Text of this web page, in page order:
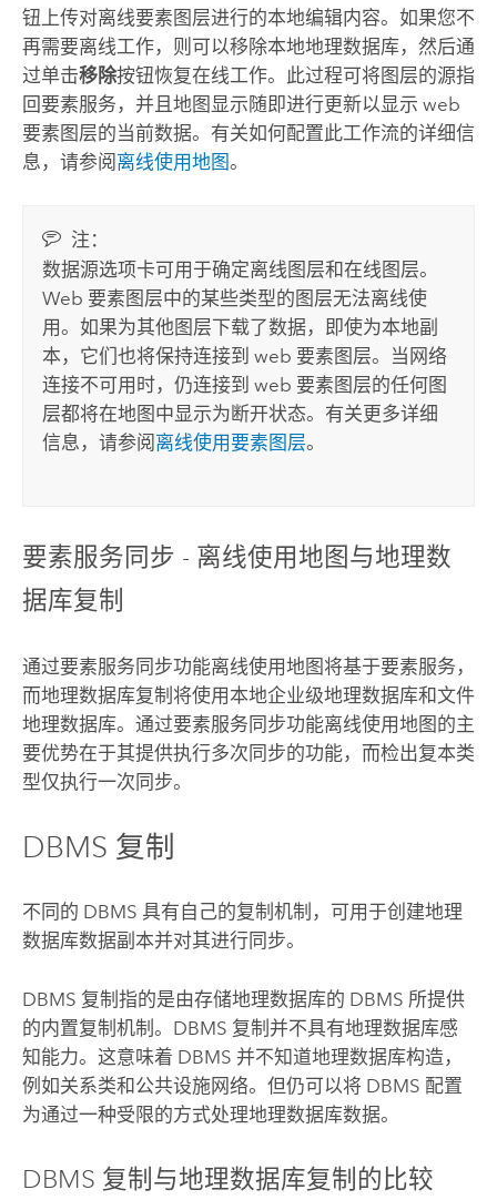
钮上传对离线要素图层进行的本地编辑内容。如果您不
再需要离线工作，则可以移除本地地理数据库，然后通
过单击移除按钮恢复在线工作。此过程可将图层的源指
回要素服务，并且地图显示随即进行更新以显示 web
要素图层的当前数据。有关如何配置此工作流的详细信
息，请参阅离线使用地图。
注：
数据源选项卡可用于确定离线图层和在线图层。
Web 要素图层中的某些类型的图层无法离线使
用。如果为其他图层下载了数据，即使为本地副
本，它们也将保持连接到 web 要素图层。当网络
连接不可用时，仍连接到 web 要素图层的任何图
层都将在地图中显示为断开状态。有关更多详细
信息，请参阅 离线使用要素图层。
要素服务同步 - 离线使用地图与地理数
据库复制
通过要素服务同步功能离线使用地图将基于要素服务，
而地理数据库复制将使用本地企业级地理数据库和文件
地理数据库。通过要素服务同步功能离线使用地图的主
要优势在于其提供执行多次同步的功能，而检出复本类
型仅执行一次同步。
DBMS 复制
不同的 DBMS 具有自己的复制机制，可用于创建地理
数据库数据副本并对其进行同步。
DBMS 复制指的是由存储地理数据库的 DBMS 所提供
的内置复制机制。DBMS 复制并不具有地理数据库感
知能力。这意味着 DBMS 并不知道地理数据库构造，
例如关系类和公共设施网络。但仍可以将 DBMS 配置
为通过一种受限的方式处理地理数据库数据。
DBMS 复制与地理数据库复制的比较